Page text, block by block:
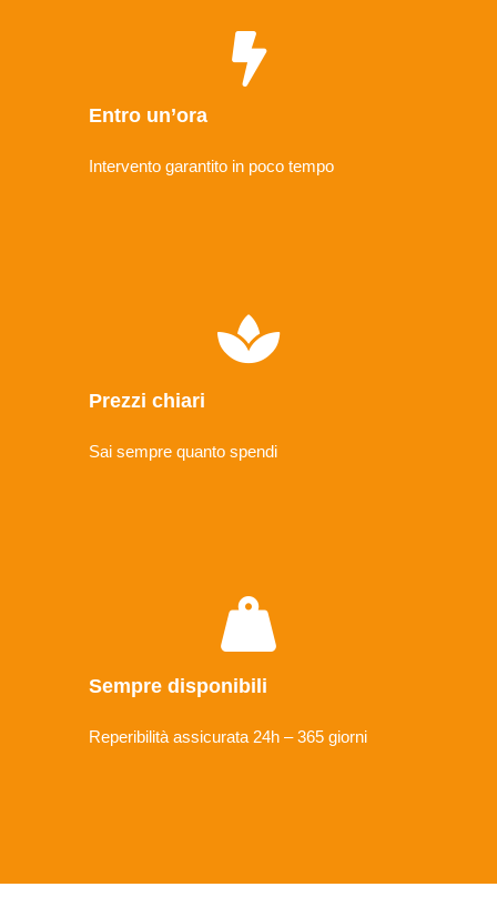
Entro un’ora
Intervento garantito in poco tempo
Prezzi chiari
Sai sempre quanto spendi
Sempre disponibili
Reperibilità assicurata 24h – 365 giorni